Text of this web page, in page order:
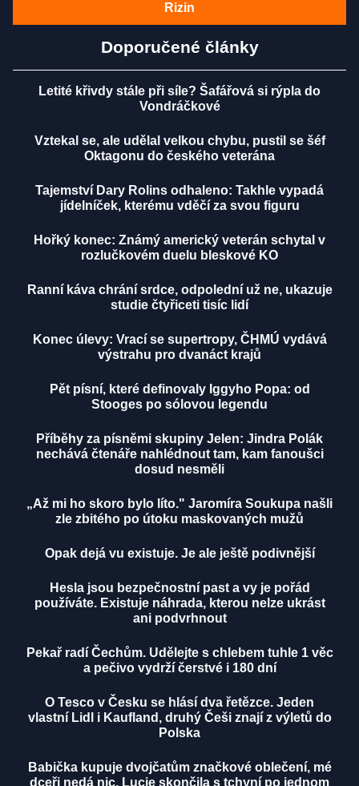
Rizin
Doporučené články
Letité křivdy stále při síle? Šafářová si rýpla do
Vondráčkové
Vztekal se, ale udělal velkou chybu, pustil se šéf
Oktagonu do českého veterána
Tajemství Dary Rolins odhaleno: Takhle vypadá
jídelníček, kterému vděčí za svou figuru
Hořký konec: Známý americký veterán schytal v
rozlučkovém duelu bleskové KO
Ranní káva chrání srdce, odpolední už ne, ukazuje
studie čtyřiceti tisíc lidí
Konec úlevy: Vrací se supertropy, ČHMÚ vydává
výstrahu pro dvanáct krajů
Pět písní, které definovaly Iggyho Popa: od
Stooges po sólovou legendu
Příběhy za písněmi skupiny Jelen: Jindra Polák
nechává čtenáře nahlédnout tam, kam fanoušci
dosud nesměli
„Až mi ho skoro bylo líto." Jaromíra Soukupa našli
zle zbitého po útoku maskovaných mužů
Opak dejá vu existuje. Je ale ještě podivnější
Hesla jsou bezpečnostní past a vy je pořád
používáte. Existuje náhrada, kterou nelze ukrást
ani podvrhnout
Pekař radí Čechům. Udělejte s chlebem tuhle 1 věc
a pečivo vydrží čerstvé i 180 dní
O Tesco v Česku se hlásí dva řetězce. Jeden
vlastní Lidl i Kaufland, druhý Češi znají z výletů do
Polska
Babička kupuje dvojčatům značkové oblečení, mé
dceři nedá nic. Lucie skončila s tchyní po jednom